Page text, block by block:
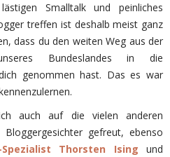
Smalltalk und peinliches
treffen ist deshalb meist ganz
dass du den weiten Weg aus der
Bundeslandes in die
genommen hast. Das es war
auch auf die vielen anderen
gefreut, ebenso
Spezialist Thorsten Ising
und